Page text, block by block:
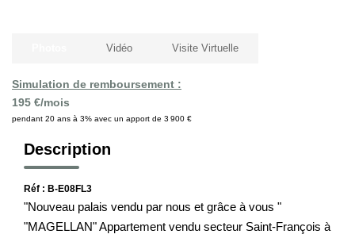
CONTACT
Simulation de remboursement :
195 €/mois
pendant 20 ans à 3% avec un apport de 3 900 €
Vidéo Visite Virtuelle
Description
Réf : B-E08FL3
"Nouveau palais vendu par nous et grâce à vous "
"MAGELLAN" Appartement vendu secteur Saint-François à